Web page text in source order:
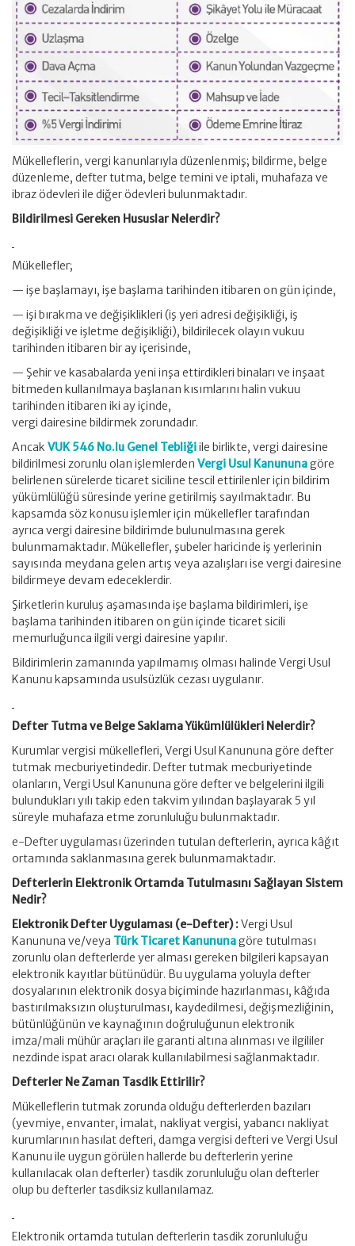
Mükelleflerin, vergi kanunlarıyla düzenlenmiş; bildirme, belge
düzenleme, defter tutma, belge temini ve iptali, muhafaza ve
ibraz ödevleri ile diğer ödevleri bulunmaktadır.
Bildirilmesi Gereken Hususlar Nelerdir?
Mükellefler;
— işe başlamayı, işe başlama tarihinden itibaren on gün içinde,
— işi bırakma ve değişiklikleri (iş yeri adresi değişikliği, iş
değişikliği ve işletme değişikliği), bildirilecek olayın vukuu
tarihinden itibaren bir ay içerisinde,
— Şehir ve kasabalarda yeni inşa ettirdikleri binaları ve inşaat
bitmeden kullanılmaya başlanan kısımlarını halin vukuu
tarihinden itibaren iki ay içinde,
vergi dairesine bildirmek zorundadır.
Ancak VUK 546 No.lu Genel Tebliğiile birlikte, vergi dairesine
bildirilmesi zorunlu olan işlemlerden Vergi Usul Kanununagöre
belirlenen sürelerde ticaret siciline tescil ettirilenler için bildirim
yükümlülüğü süresinde yerine getirilmiş sayılmaktadır. Bu
kapsamda söz konusu işlemler için mükellefler tarafından
ayrıca vergi dairesine bildirimde bulunulmasına gerek
bulunmamaktadır. Mükellefler, şubeler haricinde iş yerlerinin
sayısında meydana gelen artış veya azalışları ise vergi dairesine
bildirmeye devam edeceklerdir.
Şirketlerin kuruluş aşamasında işe başlama bildirimleri, işe
başlama tarihinden itibaren on gün içinde ticaret sicili
memurluğunca ilgili vergi dairesine yapılır.
Bildirimlerin zamanında yapılmamış olması halinde Vergi Usul
Kanunu kapsamında usulsüzlük cezası uygulanır.
Defter Tutma ve Belge Saklama Yükümlülükleri Nelerdir?
Kurumlar vergisi mükellefleri, Vergi Usul Kanununa göre defter
tutmak mecburiyetindedir. Defter tutmak mecburiyetinde
olanların, Vergi Usul Kanununa göre defter ve belgelerini ilgili
bulundukları yılı takip eden takvim yılından başlayarak 5 yıl
süreyle muhafaza etme zorunluluğu bulunmaktadır.
e-Defter uygulaması üzerinden tutulan defterlerin, ayrıca kâğıt
ortamında saklanmasına gerek bulunmamaktadır.
Defterlerin Elektronik Ortamda Tutulmasını Sağlayan Sistem
Nedir?
Elektronik Defter Uygulaması (e-Defter) :Vergi Usul
Kanununa ve/veya Türk Ticaret Kanununagöre tutulması
zorunlu olan defterlerde yer alması gereken bilgileri kapsayan
elektronik kayıtlar bütünüdür. Bu uygulama yoluyla defter
dosyalarının elektronik dosya biçiminde hazırlanması, kâğıda
bastırılmaksızın oluşturulması, kaydedilmesi, değişmezliğinin,
bütünlüğünün ve kaynağının doğruluğunun elektronik
imza/mali mühür araçları ile garanti altına alınması ve ilgililer
nezdinde ispat aracı olarak kullanılabilmesi sağlanmaktadır.
Defterler Ne Zaman Tasdik Ettirilir?
Mükelleflerin tutmak zorunda olduğu defterlerden bazıları
(yevmiye, envanter, imalat, nakliyat vergisi, yabancı nakliyat
kurumlarının hasılat defteri, damga vergisi defteri ve Vergi Usul
Kanunu ile uygun görülen hallerde bu defterlerin yerine
kullanılacak olan defterler) tasdik zorunluluğu olan defterler
olup bu defterler tasdiksiz kullanılamaz.
Elektronik ortamda tutulan defterlerin tasdik zorunluluğu